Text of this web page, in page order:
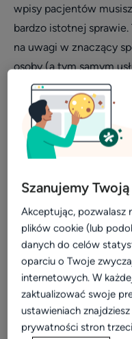
Biblioteka dla placówek
Usprawnienie pracy
Video
Dla placówki
Kalkulator
Efektywność i rozwój
Komunikacja z pacjentami
Patient experience
Dla placówek medycznych
Konsultacje online
Aktualizacja profilu
Marketing dla placówek
wpisy pacjentów
bardzo istotnej
na uwagi w znaczący
osoby (a tym samym
Jeśli będziesz
nie tylko nie
zyskasz w oczach
Buduj
pochwały...
Pozytywne opinie to
oczywiście poprawiają
okazją do
Pokaż pacjentom, że
to, co robisz: podziękuj
Szanujemy
Akceptując, pozwalasz
plików cookie (lub
danych do celów
oparciu o Twoje
internetowych. W
zaktualizować swoje
ustawieniach
prywatności stron